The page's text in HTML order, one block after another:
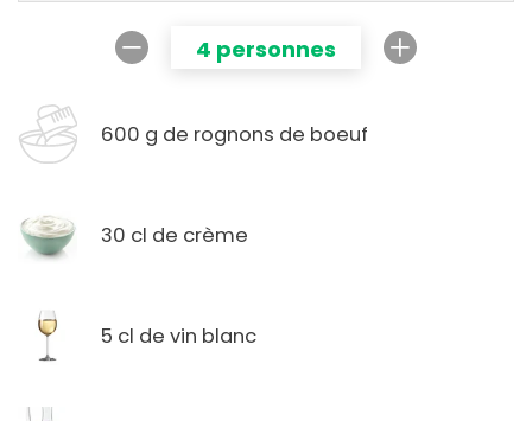
4 personnes
600 g de rognons de boeuf
30 cl de crème
5 cl de vin blanc